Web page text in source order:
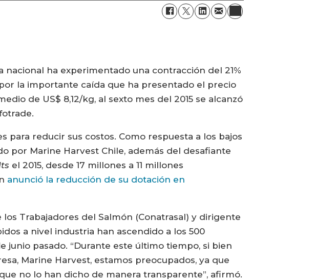
ha experimentado una contracción del 21%
la importante caída que ha presentado el precio
de US$ 8,12/kg, al sexto mes del 2015 se alcanzó
reducir sus costos. Como respuesta a los bajos
por Marine Harvest Chile, además del desafiante
el 2015, desde 17 millones a 11 millones
anunció la reducción de su dotación en
Trabajadores del Salmón (Conatrasal) y dirigente
a nivel industria han ascendido a los 500
pasado. “Durante este último tiempo, si bien
Marine Harvest, estamos preocupados, ya que
no lo han dicho de manera transparente”, afirmó.